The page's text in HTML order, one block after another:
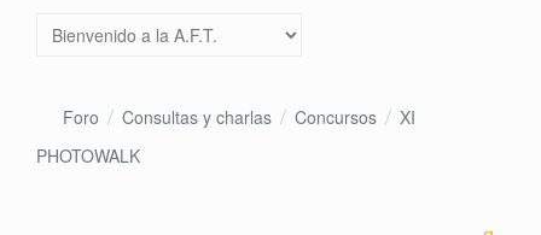
Foro Consultas y charlas Concursos
XI
PHOTOWALK